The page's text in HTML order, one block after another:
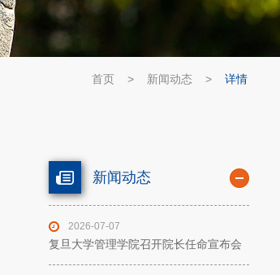
首页 > 新闻动态 > 详情
新闻动态
2026-07-07
复旦大学管理学院召开院长任命宣布会